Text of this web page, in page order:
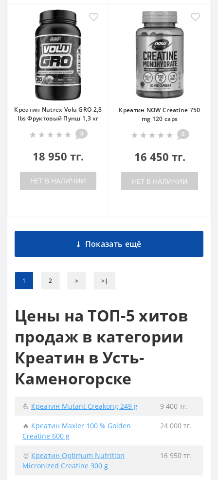
Креатин Nutrex Volu GRO 2,8
lbs Фруктовый Пунш 1,3 кг
0
18 950 тг.
НЕТ В НАЛИЧИИ
Креатин NOW Creatine 750
mg 120 caps
0
16 450 тг.
НЕТ В НАЛИЧИИ
Показать ещё
1 2 > >|
Цены на ТОП-5 хитов
продаж в категории
Креатин в Усть-
Каменогорске
💪 Креатин Mutant Creakong 249 g 9 400 тг.
🔥 Креатин Maxler 100 % Golden
Creatine 600 g
24 000 тг.
🥇 Креатин Optimum Nutrition
Micronized Creatine 300 g
16 950 тг.